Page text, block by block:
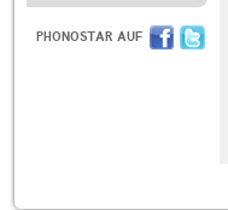
PHONOSTAR AUF